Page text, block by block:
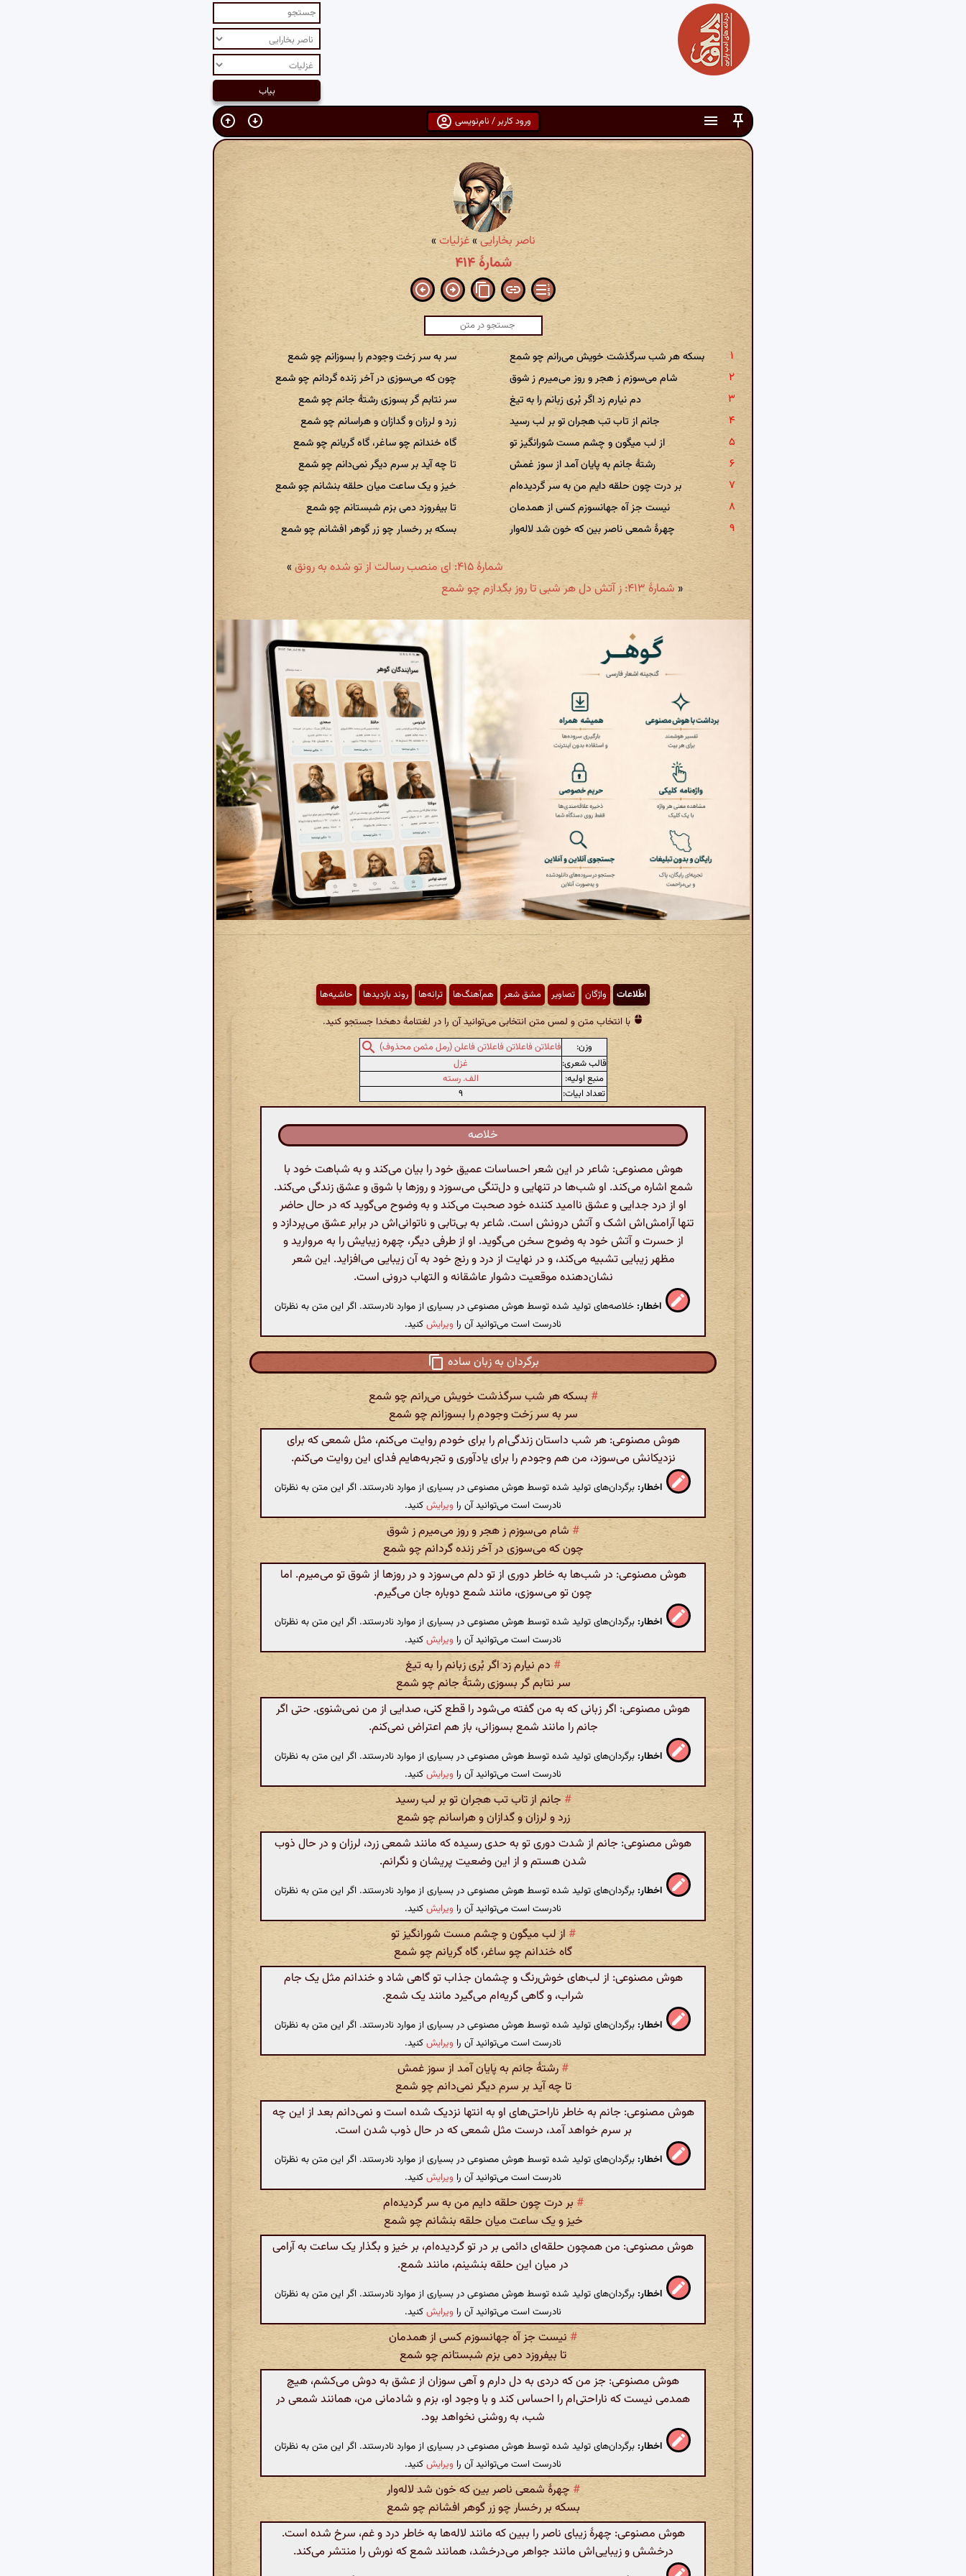
ورود کاربر / نام‌نویسی
ناصر بخارایی»غزلیات»
شمارهٔ ۴۱۴
بسکه هر شب سرگذشت خویش می‌رانم چو شمع
سر به سر رَخت وجودم را بسوزانم چو شمع
شام می‌سوزم ز هجر و روز می‌میرم ز شوق
چون که می‌سوزی در آخر زنده گردانم چو شمع
دم نیارم زد اگر بُری زبانم را به تیغ
سر نتابم گر بسوزی رشتهٔ جانم چو شمع
جانم از تاب تب هجران تو بر لب رسید
زرد و لرزان و گدازان و هراسانم چو شمع
از لب میگون و چشم مست شورانگیز تو
گاه خندانم چو ساغر، گاه گریانم چو شمع
رشتهٔ جانم به پایان آمد از سوز غمش
تا چه آید بر سرم دیگر نمی‌دانم چو شمع
بر درت چون حلقه دایم من به سر گردیده‌ام
خیز و یک ساعت میان حلقه بنشانم چو شمع
نیست جز آه جهانسوزم کسی از همدمان
تا بیفروزد دمی بزم شبستانم چو شمع
چهرهٔ شمعی ناصر بین که خون شد لاله‌وار
بسکه بر رخسار چو زر گوهر افشانم چو شمع
شمارهٔ ۴۱۵: ای منصب رسالت از تو شده به رونق
»
« شمارهٔ ۴۱۳: ز آتش دل هر شبی تا روز بگدازم چو شمع
اطّلاعات واژگان تصاویر مشق شعر هم‌آهنگ‌ها ترانه‌ها روند بازدیدها حاشیه‌ها
با انتخاب متن و لمس متن انتخابی می‌توانید آن را در لغتنامهٔ دهخدا جستجو کنید.
وزن:
فاعلاتن فاعلاتن فاعلاتن فاعلن (رمل مثمن محذوف)
قالب شعری:
غزل
منبع اولیه:
الف. رسته
تعداد ابیات:
۹
خلاصه
هوش مصنوعی: شاعر در این شعر احساسات عمیق خود را بیان می‌کند و به شباهت خود با
شمع اشاره می‌کند. او شب‌ها در تنهایی و دل‌تنگی می‌سوزد و روزها با شوق و عشق زندگی می‌کند.
او از درد جدایی و عشق ناامید کننده خود صحبت می‌کند و به وضوح می‌گوید که در حال حاضر
تنها آرامش‌اش اشک و آتش درونش است. شاعر به بی‌تابی و ناتوانی‌اش در برابر عشق می‌پردازد و
از حسرت و آتش خود به وضوح سخن می‌گوید. او از طرفی دیگر، چهره زیبایش را به مروارید و
مظهر زیبایی تشبیه می‌کند، و در نهایت از درد و رنج خود به آن زیبایی می‌افزاید. این شعر
نشان‌دهنده موقعیت دشوار عاشقانه و التهاب درونی است.
اخطار: خلاصه‌های تولید شده توسط هوش مصنوعی در بسیاری از موارد نادرستند. اگر این متن به نظرتان
نادرست است می‌توانید آن را ویرایشکنید.
برگردان به زبان ساده
#بسکه هر شب سرگذشت خویش می‌رانم چو شمع
سر به سر رَخت وجودم را بسوزانم چو شمع
هوش مصنوعی: هر شب داستان زندگی‌ام را برای خودم روایت می‌کنم، مثل شمعی که برای
نزدیکانش می‌سوزد، من هم وجودم را برای یادآوری و تجربه‌هایم فدای این روایت می‌کنم.
اخطار: برگردان‌های تولید شده توسط هوش مصنوعی در بسیاری از موارد نادرستند. اگر این متن به نظرتان
نادرست است می‌توانید آن را ویرایشکنید.
# شام می‌سوزم ز هجر و روز می‌میرم ز شوق
چون که می‌سوزی در آخر زنده گردانم چو شمع
هوش مصنوعی: در شب‌ها به خاطر دوری از تو دلم می‌سوزد و در روزها از شوق تو می‌میرم. اما
چون تو می‌سوزی، مانند شمع دوباره جان می‌گیرم.
اخطار: برگردان‌های تولید شده توسط هوش مصنوعی در بسیاری از موارد نادرستند. اگر این متن به نظرتان
نادرست است می‌توانید آن را ویرایشکنید.
# دم نیارم زد اگر بُری زبانم را به تیغ
سر نتابم گر بسوزی رشتهٔ جانم چو شمع
هوش مصنوعی: اگر زبانی که به من گفته می‌شود را قطع کنی، صدایی از من نمی‌شنوی. حتی اگر
جانم را مانند شمع بسوزانی، باز هم اعتراض نمی‌کنم.
اخطار: برگردان‌های تولید شده توسط هوش مصنوعی در بسیاری از موارد نادرستند. اگر این متن به نظرتان
نادرست است می‌توانید آن را ویرایشکنید.
#جانم از تاب تب هجران تو بر لب رسید
زرد و لرزان و گدازان و هراسانم چو شمع
هوش مصنوعی: جانم از شدت دوری تو به حدی رسیده که مانند شمعی زرد، لرزان و در حال ذوب
شدن هستم و از این وضعیت پریشان و نگرانم.
اخطار: برگردان‌های تولید شده توسط هوش مصنوعی در بسیاری از موارد نادرستند. اگر این متن به نظرتان
نادرست است می‌توانید آن را ویرایشکنید.
# از لب میگون و چشم مست شورانگیز تو
گاه خندانم چو ساغر، گاه گریانم چو شمع
هوش مصنوعی: از لب‌های خوش‌رنگ و چشمان جذاب تو گاهی شاد و خندانم مثل یک جام
شراب، و گاهی گریه‌ام می‌گیرد مانند یک شمع.
اخطار: برگردان‌های تولید شده توسط هوش مصنوعی در بسیاری از موارد نادرستند. اگر این متن به نظرتان
نادرست است می‌توانید آن را ویرایشکنید.
# رشتهٔ جانم به پایان آمد از سوز غمش
تا چه آید بر سرم دیگر نمی‌دانم چو شمع
هوش مصنوعی: جانم به خاطر ناراحتی‌های او به انتها نزدیک شده است و نمی‌دانم بعد از این چه
بر سرم خواهد آمد، درست مثل شمعی که در حال ذوب شدن است.
اخطار: برگردان‌های تولید شده توسط هوش مصنوعی در بسیاری از موارد نادرستند. اگر این متن به نظرتان
نادرست است می‌توانید آن را ویرایشکنید.
# بر درت چون حلقه دایم من به سر گردیده‌ام
خیز و یک ساعت میان حلقه بنشانم چو شمع
هوش مصنوعی: من همچون حلقه‌ای دائمی بر در تو گردیده‌ام، بر خیز و بگذار یک ساعت به آرامی
در میان این حلقه بنشینم، مانند شمع.
اخطار: برگردان‌های تولید شده توسط هوش مصنوعی در بسیاری از موارد نادرستند. اگر این متن به نظرتان
نادرست است می‌توانید آن را ویرایشکنید.
# نیست جز آه جهانسوزم کسی از همدمان
تا بیفروزد دمی بزم شبستانم چو شمع
هوش مصنوعی: جز من که دردی به دل دارم و آهی سوزان از عشق به دوش می‌کشم، هیچ
همدمی نیست که ناراحتی‌ام را احساس کند و با وجود او، بزم و شادمانی من، همانند شمعی در
شب، به روشنی نخواهد بود.
اخطار: برگردان‌های تولید شده توسط هوش مصنوعی در بسیاری از موارد نادرستند. اگر این متن به نظرتان
نادرست است می‌توانید آن را ویرایشکنید.
# چهرهٔ شمعی ناصر بین که خون شد لاله‌وار
بسکه بر رخسار چو زر گوهر افشانم چو شمع
هوش مصنوعی: چهرهٔ زیبای ناصر را ببین که مانند لاله‌ها به خاطر درد و غم، سرخ شده است.
درخشش و زیبایی‌اش مانند جواهر می‌درخشد، همانند شمع که نورش را منتشر می‌کند.